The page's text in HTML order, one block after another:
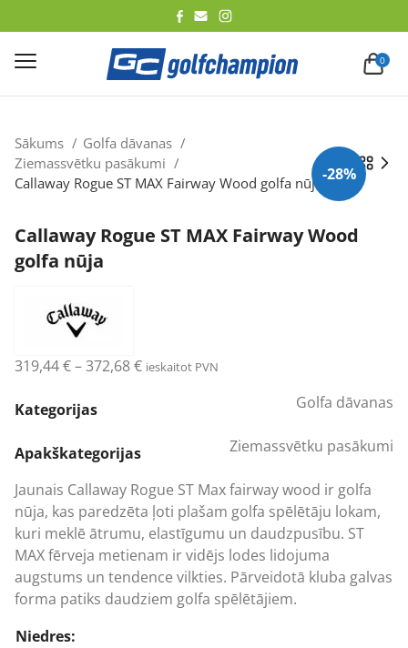
0
-28%
Sākums
Golfa dāvanas
Ziemassvētku pasākumi
Callaway Rogue ST MAX Fairway Wood golfa nūja
Callaway Rogue ST MAX Fairway Wood
golfa nūja
319,44€–372,68€Price
ieskaitot PVN
Kategorijas Golfa dāvanas
Apakškategorijas Ziemassvētku pasākumi
Jaunais Callaway Rogue ST Max fairway wood ir golfa
nūja, kas paredzēta ļoti plašam golfa spēlētāju lokam,
kuri meklē ātrumu, elastīgumu un daudzpusību. ST
MAX fērveja metienam ir vidējs lodes lidojuma
augstums un tendence vilkties. Pārveidotā kluba galvas
forma patiks daudziem golfa spēlētājiem.
Niedres: